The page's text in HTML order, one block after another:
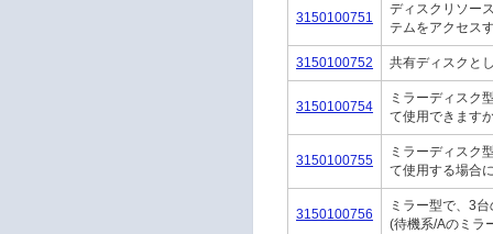
3150100751
ディスクリソー
テムをアクセス
3150100752 共有ディスクと
3150100754
ミラーディスク
て使用できます
3150100755
ミラーディスク
て使用する場合
3150100756
ミラー型で、3
(待機系/Aのミラ